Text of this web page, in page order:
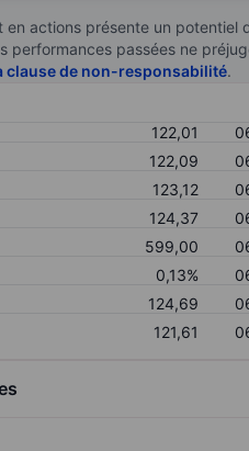
en actions présente un
performances passées ne
clause de non-responsabilité.
122,01
122,09
123,12
124,37
599,00
0,13%
124,69
121,61